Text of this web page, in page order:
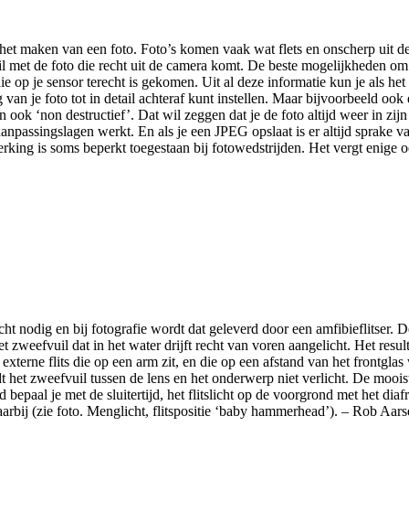
maken van een foto. Foto’s komen vaak wat flets en onscherp
met de foto die recht uit de camera komt. De beste mogelijkheden
op je sensor terecht is gekomen. Uit al deze informatie kun je als
je foto tot in detail achteraf kunt instellen. Maar bijvoorbeeld
ook ‘non destructief’. Dat wil zeggen dat je de foto altijd weer in
werkt. En als je een JPEG opslaat is er altijd
is soms beperkt toegestaan bij fotowedstrijden. Het vergt
nodig en bij fotografie wordt dat geleverd door een amfibieflitser.
zweefvuil dat in het water drijft recht van voren aangelicht. Het
flits die op een arm zit, en die op een afstand van het
zweefvuil tussen de lens en het onderwerp niet verlicht. De
je met de sluitertijd, het flitslicht op de voorgrond met het
(zie foto. Menglicht, flitspositie ‘baby hammerhead’). – Rob